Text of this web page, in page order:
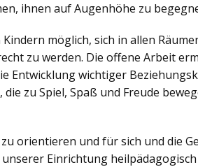
ihnen auf Augenhöhe zu
möglich, sich in allen
zu werden. Die offene Arbeit
Entwicklung wichtiger
zu Spiel, Spaß und Freude
orientieren und für sich und die
Einrichtung